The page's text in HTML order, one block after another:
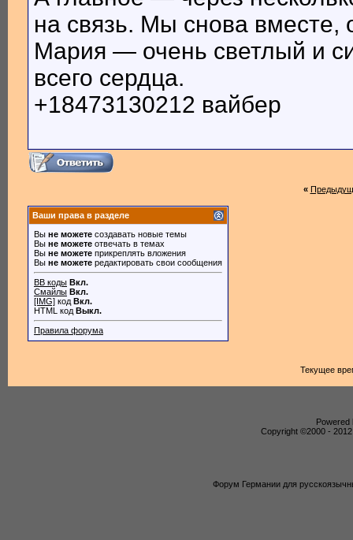
на связь. Мы снова вместе,
Мария — очень светлый и
всего сердца.
+18473130212 вайбер
«
Ваши права в разделе
Вы не можете создавать новые темы
Вы не можете отвечать в темах
Вы не можете прикреплять вложения
Вы не можете редактировать свои сообщения
BB коды Вкл.
Смайлы Вкл.
[IMG] код Вкл.
HTML код Выкл.
Правила форума
Текущее
Powered
Copyright ©2000 -
Форум Германии для